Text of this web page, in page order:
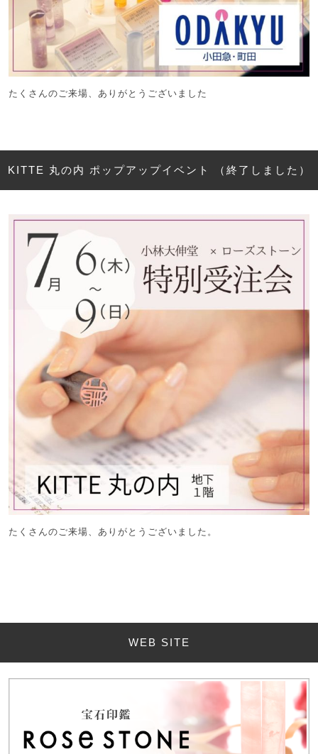
たくさんのご来場、ありがとうございました
KITTE 丸の内 ポップアップイベント （終了しました）
たくさんのご来場、ありがとうございました。
WEB SITE